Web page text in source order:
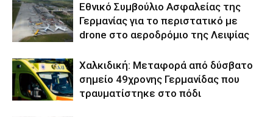
Εθνικό Συμβούλιο Ασφαλείας της
Γερμανίας για το περιστατικό με
drone στο αεροδρόμιο της Λειψίας
Χαλκιδική: Μεταφορά από δύσβατο
σημείο 49χρονης Γερμανίδας που
τραυματίστηκε στο πόδι